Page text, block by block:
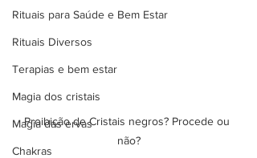
Rituais para Saúde e Bem Estar
Rituais Diversos
Terapias e bem estar
Magia dos cristais
Magia das ervas
Chakras
Proibição de Cristais negros? Procede ou
não?